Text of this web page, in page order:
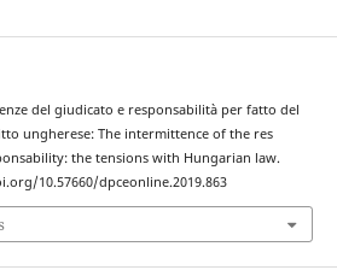
del giudicato e responsabilità per fatto del
ungherese: The intermittence of the res
the tensions with Hungarian law.
10.57660/dpceonline.2019.863